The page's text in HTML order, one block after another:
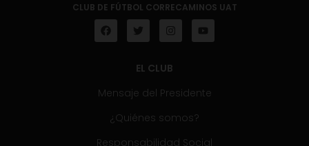
CLUB DE FÚTBOL CORRECAMINOS UAT
EL CLUB
Mensaje del Presidente
¿Quiénes somos?
Responsabilidad Social